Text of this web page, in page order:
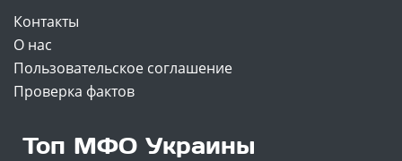
Контакты
О нас
Пользовательское соглашение
Проверка фактов
Топ МФО Украины